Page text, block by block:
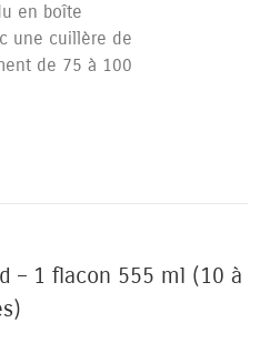
en boîte
une cuillère de
de 75 à 100
– 1 flacon 555 ml (10 à